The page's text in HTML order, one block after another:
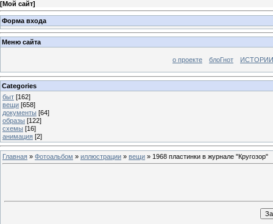
[Мой сайт]
Форма входа
Меню сайта
о проекте блоГнот
Categories
быт [162]
вещи [658]
документы [64]
образы [122]
схемы [16]
анимация [2]
Главная » Фотоальбом » иллюстрации » вещи » 1968 пластинки в журнале "Кругозор"